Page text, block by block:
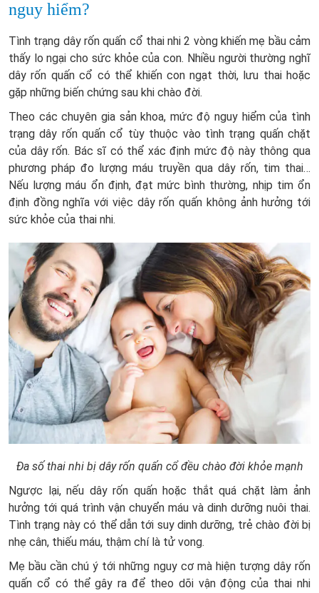
nguy hiểm?
Tình trạng dây rốn quấn cổ thai nhi 2 vòng khiến mẹ bầu cảm
thấy lo ngại cho sức khỏe của con. Nhiều người thường nghĩ
dây rốn quấn cổ có thể khiến con ngạt thời, lưu thai hoặc
gặp những biến chứng sau khi chào đời.
Theo các chuyên gia sản khoa, mức độ nguy hiểm của tình
trạng dây rốn quấn cổ tùy thuộc vào tình trạng quấn chặt
của dây rốn. Bác sĩ có thể xác định mức độ này thông qua
phương pháp đo lượng máu truyền qua dây rốn, tim thai…
Nếu lượng máu ổn định, đạt mức bình thường, nhịp tim ổn
định đồng nghĩa với việc dây rốn quấn không ảnh hưởng tới
sức khỏe của thai nhi.
Đa số thai nhi bị dây rốn quấn cổ đều chào đời khỏe mạnh
Ngược lại, nếu dây rốn quấn hoặc thắt quá chặt làm ảnh
hưởng tới quá trình vận chuyển máu và dinh dưỡng nuôi thai.
Tình trạng này có thể dẫn tới suy dinh dưỡng, trẻ chào đời bị
nhẹ cân, thiếu máu, thậm chí là tử vong.
Mẹ bầu cần chú ý tới những nguy cơ mà hiện tượng dây rốn
quấn cổ có thể gây ra để theo dõi vận động của thai nhi